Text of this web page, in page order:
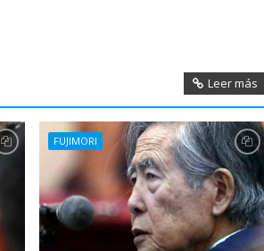
Leer más
FUJIMORI